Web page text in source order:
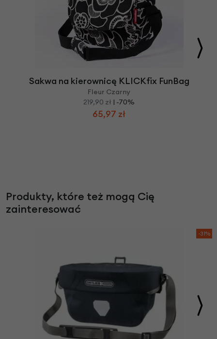
Sakwa na kierownicę KLICKfix FunBag
Fleur Czarny
219,90 zł | -70%
65,97 zł
Produkty, które też mogą Cię
zainteresować
-31%